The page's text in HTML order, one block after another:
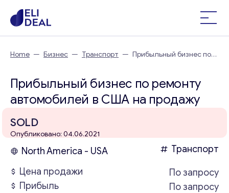
Home — Бизнес — Транспорт — Прибыльный бизнес по
Прибыльный бизнес по ремонту
автомобилей в США на продажу
SOLD
Опубликовано: 04.06.2021
North America - USA
Транспорт
Цена продажи
По запросу
Прибыль
По запросу